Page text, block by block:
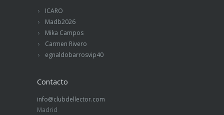
ICARO
Madb2026
Mika Campos
Carmen Rivero
egnaldobarrosvip40
Contacto
info@clubdellector.com
Madrid